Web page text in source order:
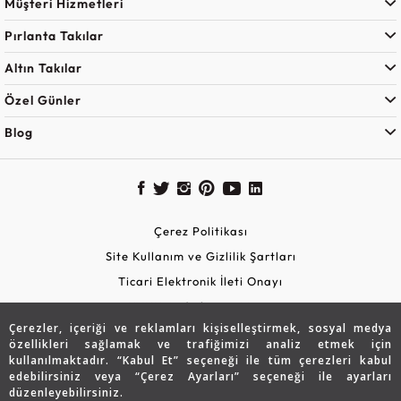
Çerezler, içeriği ve reklamları kişiselleştirmek, sosyal medya
özellikleri sağlamak ve trafiğimizi analiz etmek için
kullanılmaktadır. “Kabul Et” seçeneği ile tüm çerezleri kabul
edebilirsiniz veya “Çerez Ayarları” seçeneği ile ayarları
düzenleyebilirsiniz.
Pırlanta Takılar
Altın Takılar
Özel Günler
Blog
Çerez Politikası
Site Kullanım ve Gizlilik Şartları
Ticari Elektronik İleti Onayı
KVKK Aydınlatma Metni
Güvenli Alışveriş